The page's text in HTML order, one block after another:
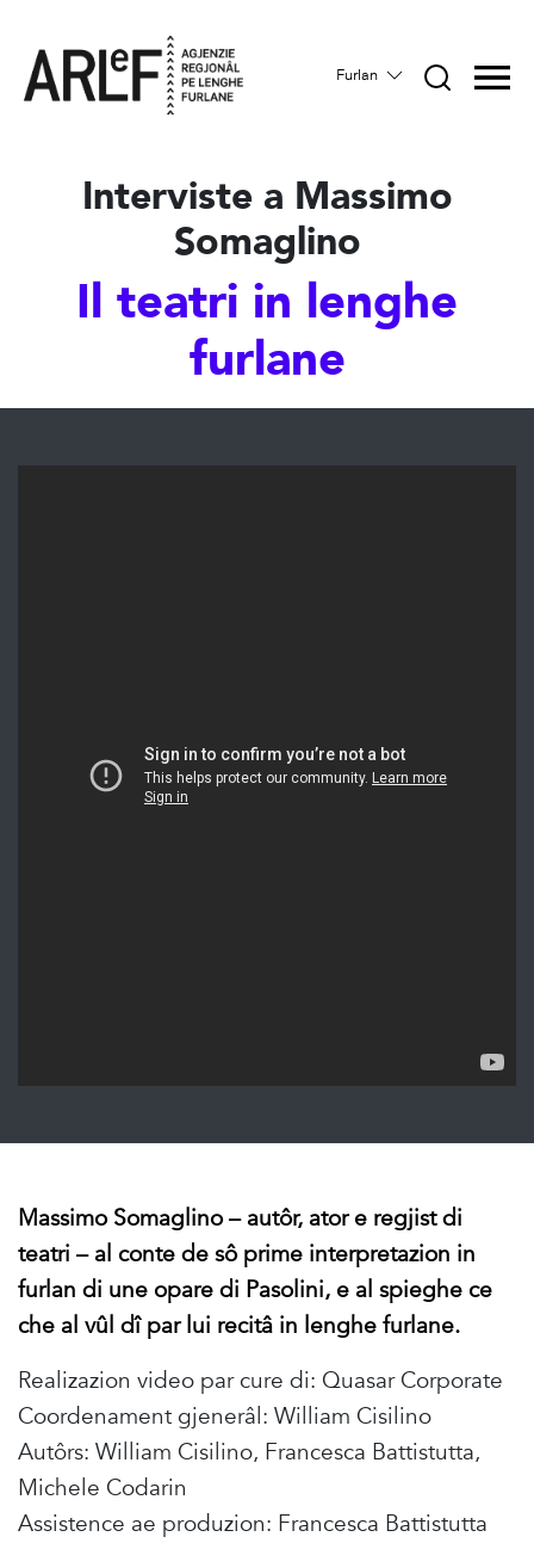
Furlan
Interviste a Massimo
Somaglino
Il teatri in lenghe
furlane
Massimo Somaglino – autôr, ator e regjist di
teatri – al conte de sô prime interpretazion in
furlan di une opare di Pasolini, e al spieghe ce
che al vûl dî par lui recitâ in lenghe furlane.
Realizazion video par cure di: Quasar Corporate
Coordenament gjenerâl: William Cisilino
Autôrs: William Cisilino, Francesca Battistutta,
Michele Codarin
Assistence ae produzion: Francesca Battistutta